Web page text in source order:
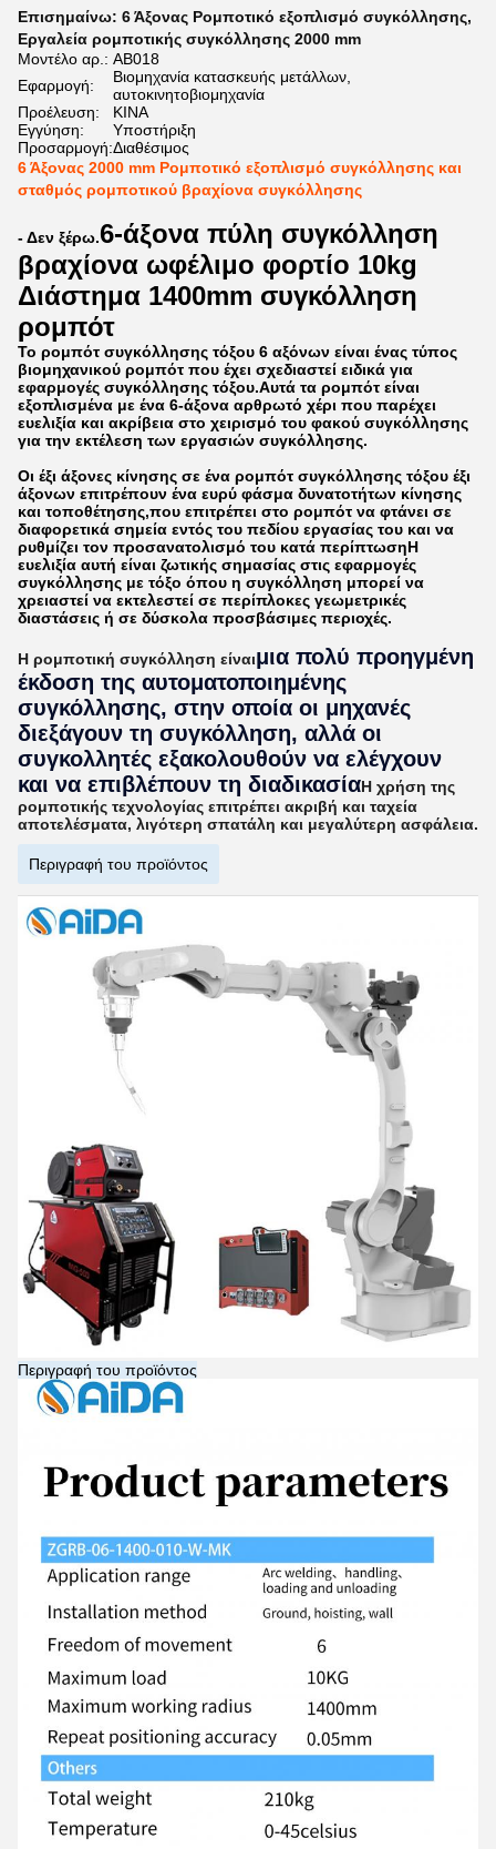
Επισημαίνω: 6 Άξονας Ρομποτικό εξοπλισμό συγκόλλησης,
Εργαλεία ρομποτικής συγκόλλησης 2000 mm
Μοντέλο αρ.: AB018
Εφαρμογή:
Βιομηχανία κατασκευής μετάλλων,
αυτοκινητοβιομηχανία
Προέλευση:
ΚΙΝΑ
Εγγύηση:
Υποστήριξη
Προσαρμογή:Διαθέσιμος
6 Άξονας 2000 mm Ρομποτικό εξοπλισμό συγκόλλησης και
σταθμός ρομποτικού βραχίονα συγκόλλησης
- Δεν ξέρω.6-άξονα πύλη συγκόλληση
βραχίονα ωφέλιμο φορτίο 10kg
Διάστημα 1400mm συγκόλληση
ρομπότ
Το ρομπότ συγκόλλησης τόξου 6 αξόνων είναι ένας τύπος
βιομηχανικού ρομπότ που έχει σχεδιαστεί ειδικά για
εφαρμογές συγκόλλησης τόξου.Αυτά τα ρομπότ είναι
εξοπλισμένα με ένα 6-άξονα αρθρωτό χέρι που παρέχει
ευελιξία και ακρίβεια στο χειρισμό του φακού συγκόλλησης
για την εκτέλεση των εργασιών συγκόλλησης.
Οι έξι άξονες κίνησης σε ένα ρομπότ συγκόλλησης τόξου έξι
άξονων επιτρέπουν ένα ευρύ φάσμα δυνατοτήτων κίνησης
και τοποθέτησης,που επιτρέπει στο ρομπότ να φτάνει σε
διαφορετικά σημεία εντός του πεδίου εργασίας του και να
ρυθμίζει τον προσανατολισμό του κατά περίπτωσηΗ
ευελιξία αυτή είναι ζωτικής σημασίας στις εφαρμογές
συγκόλλησης με τόξο όπου η συγκόλληση μπορεί να
χρειαστεί να εκτελεστεί σε περίπλοκες γεωμετρικές
διαστάσεις ή σε δύσκολα προσβάσιμες περιοχές.
Η ρομποτική συγκόλληση είναιμια πολύ προηγμένη
έκδοση της αυτοματοποιημένης
συγκόλλησης, στην οποία οι μηχανές
διεξάγουν τη συγκόλληση, αλλά οι
συγκολλητές εξακολουθούν να ελέγχουν
και να επιβλέπουν τη διαδικασίαΗ χρήση της
ρομποτικής τεχνολογίας επιτρέπει ακριβή και ταχεία
αποτελέσματα, λιγότερη σπατάλη και μεγαλύτερη ασφάλεια.
Περιγραφή του προϊόντος
Περιγραφή του προϊόντος